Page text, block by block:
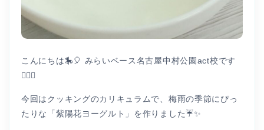
こんにちは🎠🎈 みらいベース名古屋中村公園act校です
👩🏻‍⚕️
今回はクッキングのカリキュラムで、梅雨の季節にぴっ
たりな「紫陽花ヨーグルト」を作りました☔✨